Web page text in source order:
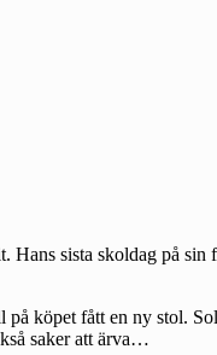
sista skoldag på sin
köpet fått en ny stol.
saker att ärva…